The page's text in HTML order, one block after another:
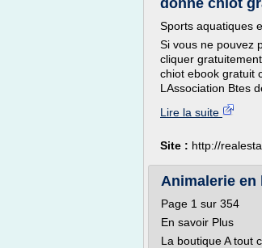
donne chiot
Sports aquatiques
Si vous ne pouvez
cliquer
chiot ebook gratuit
LAssociation Btes
Lire la suite
Site : http://
Animalerie en
Page 1 sur 354
En savoir Plus
La boutique A tout